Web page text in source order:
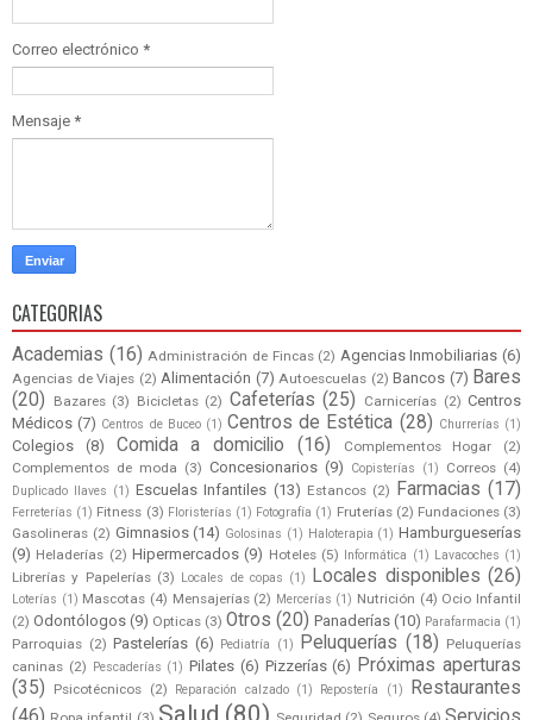
Correo electrónico *
Mensaje *
CATEGORIAS
Academias (16) Administración de Fincas (2) Agencias Inmobiliarias (6)
Agencias de Viajes (2) Alimentación (7) Autoescuelas (2) Bancos (7) Bares
(20)
Bazares (3) Bicicletas (2) Cafeterías (25) Carnicerías (2) Centros
Médicos (7) Centros de Buceo (1) Centros de Estética (28) Churrerías (1)
Colegios (8) Comida a domicilio (16) Complementos Hogar
(2)
Complementos de moda (3) Concesionarios (9) Copisterías (1) Correos (4)
Duplicado llaves (1) Escuelas Infantiles (13) Estancos (2) Farmacias (17)
Ferreterías (1) Fitness (3) Floristerías (1) Fotografía (1) Fruterías (2) Fundaciones (3)
Gasolineras (2) Gimnasios (14) Golosinas (1) Haloterapia (1) Hamburgueserías
(9) Heladerías (2) Hipermercados (9) Hoteles (5) Informática (1) Lavacoches (1)
Librerías y Papelerías (3) Locales de copas (1) Locales disponibles (26)
Loterías (1) Mascotas (4) Mensajerías (2) Mercerías (1) Nutrición (4) Ocio Infantil
(2) Odontólogos (9) Opticas (3) Otros (20) Panaderías (10) Parafarmacia (1)
Parroquias (2) Pastelerías (6) Pediatría (1) Peluquerías (18) Peluquerías
caninas (2) Pescaderías (1) Pilates (6) Pizzerías (6) Próximas aperturas
(35)
Psicotécnicos (2) Reparación calzado (1) Repostería (1)
Restaurantes